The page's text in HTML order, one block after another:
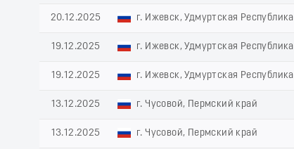
20.12.2025 г. Ижевск, Удмуртская Республика
19.12.2025 г. Ижевск, Удмуртская Республика
19.12.2025 г. Ижевск, Удмуртская Республика
13.12.2025 г. Чусовой, Пермский край
13.12.2025 г. Чусовой, Пермский край